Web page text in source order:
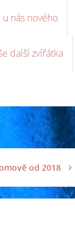
u nás nového
další zvířátka
od 2018